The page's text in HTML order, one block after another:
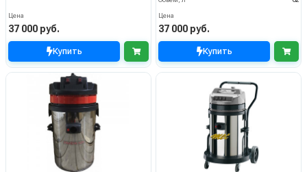
Цена
37 000 руб.
Купить
Цена
37 000 руб.
Купить